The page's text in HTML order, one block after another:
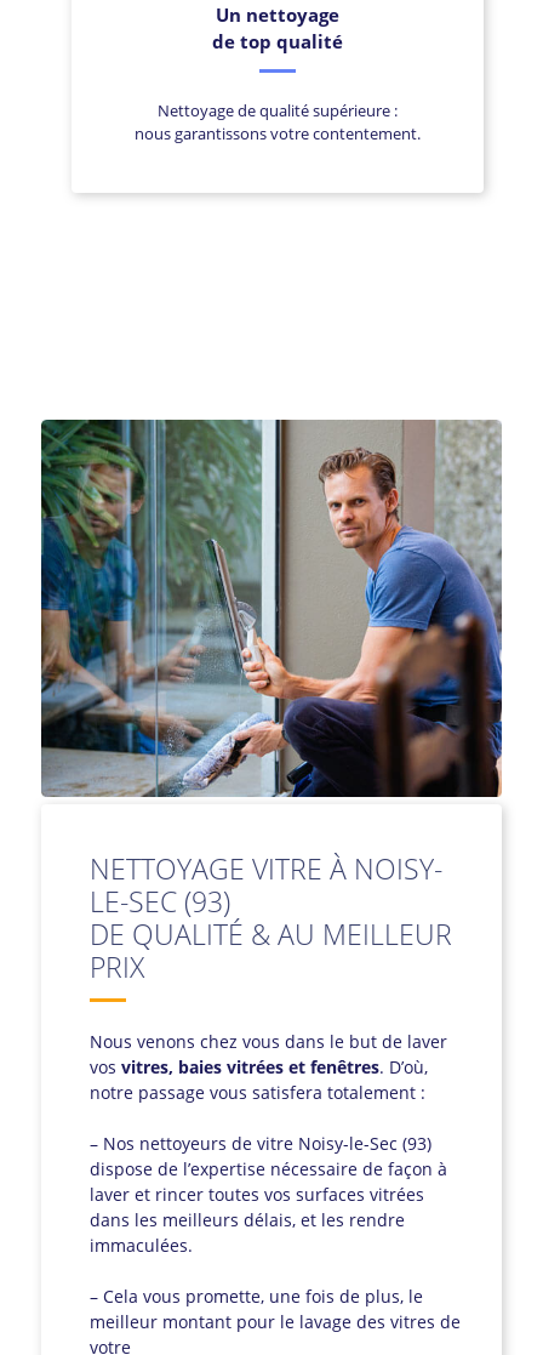
Un nettoyage
de top qualité
Nettoyage de qualité supérieure :
nous garantissons votre contentement.
NETTOYAGE VITRE À NOISY-
LE-SEC (93)
DE QUALITÉ & AU MEILLEUR
PRIX
Nous venons chez vous dans le but de laver
vos vitres, baies vitrées et fenêtres. D’où,
notre passage vous satisfera totalement :
– Nos nettoyeurs de vitre Noisy-le-Sec (93)
dispose de l’expertise nécessaire de façon à
laver et rincer toutes vos surfaces vitrées
dans les meilleurs délais, et les rendre
immaculées.
– Cela vous promette, une fois de plus, le
meilleur montant pour le lavage des vitres de
votre